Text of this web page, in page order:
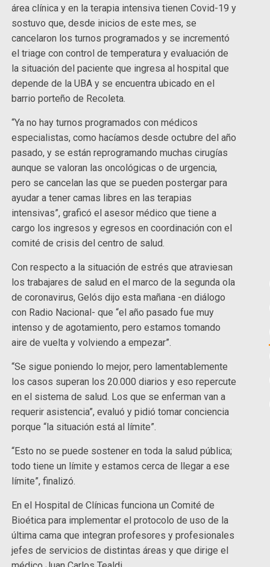
área clínica y en la terapia intensiva tienen Covid-19 y
sostuvo que, desde inicios de este mes, se
cancelaron los turnos programados y se incrementó
el triage con control de temperatura y evaluación de
la situación del paciente que ingresa al hospital que
depende de la UBA y se encuentra ubicado en el
barrio porteño de Recoleta.
“Ya no hay turnos programados con médicos
especialistas, como hacíamos desde octubre del año
pasado, y se están reprogramando muchas cirugías
aunque se valoran las oncológicas o de urgencia,
pero se cancelan las que se pueden postergar para
ayudar a tener camas libres en las terapias
intensivas”, graficó el asesor médico que tiene a
cargo los ingresos y egresos en coordinación con el
comité de crisis del centro de salud.
Con respecto a la situación de estrés que atraviesan
los trabajares de salud en el marco de la segunda ola
de coronavirus, Gelós dijo esta mañana -en diálogo
con Radio Nacional- que “el año pasado fue muy
intenso y de agotamiento, pero estamos tomando
aire de vuelta y volviendo a empezar”.
“Se sigue poniendo lo mejor, pero lamentablemente
los casos superan los 20.000 diarios y eso repercute
en el sistema de salud. Los que se enferman van a
requerir asistencia”, evaluó y pidió tomar conciencia
porque “la situación está al límite”.
“Esto no se puede sostener en toda la salud pública;
todo tiene un límite y estamos cerca de llegar a ese
límite”, finalizó.
En el Hospital de Clínicas funciona un Comité de
Bioética para implementar el protocolo de uso de la
última cama que integran profesores y profesionales
jefes de servicios de distintas áreas y que dirige el